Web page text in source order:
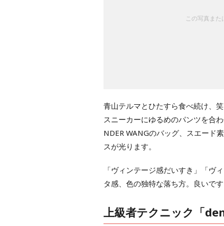
この写真ま
青山テルマとひたすら食べ続け、
スニーカーにゆるめのパンツを合
NDER WANGのバッグ、スエード
スが光ります。
「ヴィンテージ感だいすき」「ヴ
タ感、色の独特な落ち方。良いで
上級者テクニック「